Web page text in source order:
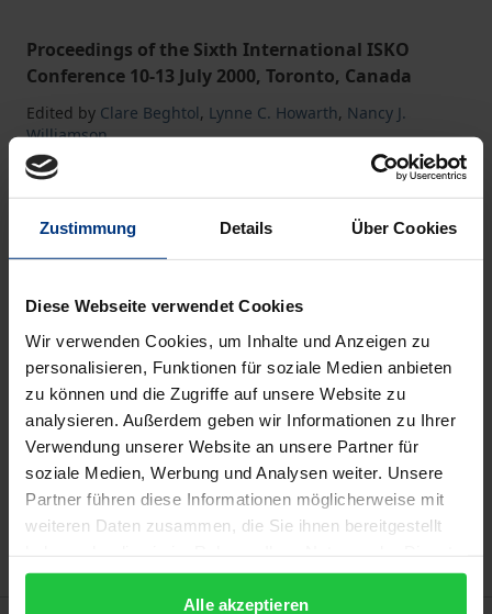
Zustimmung Details Über Cookies
Diese Webseite verwendet Cookies
Wir verwenden Cookies, um Inhalte und Anzeigen zu
personalisieren, Funktionen für soziale Medien anbieten
zu können und die Zugriffe auf unsere Website zu
analysieren. Außerdem geben wir Informationen zu Ihrer
Verwendung unserer Website an unsere Partner für
soziale Medien, Werbung und Analysen weiter. Unsere
Partner führen diese Informationen möglicherweise mit
weiteren Daten zusammen, die Sie ihnen bereitgestellt
gesammelt haben.
Alle akzeptieren
Proceedings of the Sixth International ISKO
Conference 10-13 July 2000, Toronto, Canada
Edited by Clare Beghtol, Lynne C. Howarth, Nancy J.
Williamson
Ergon, 1. Edition 2000, 424 Pages
The product is part of the series
Advances in Knowledge
Not available
Add to Cart
Add to Wish List